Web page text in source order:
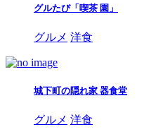
グルたび「喫茶 園」
グルメ 洋食
城下町の隠れ家 器食堂
グルメ 洋食